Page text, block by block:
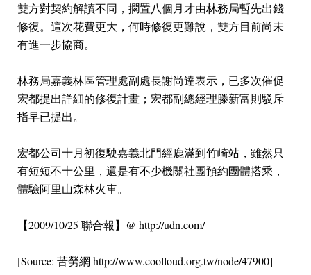
雙方對契約解讀不同，擱置八個月才由林務局暫先出錢
修復。這次花費更大，何時修復更難說，雙方目前尚未
有進一步協商。
林務局嘉義林區管理處副處長謝尚達表示，已多次催促
宏都提出詳細的修復計畫；宏都副總經理滕新富則駁斥
指早已提出。
宏都公司十月初復駛嘉義北門經鹿滿到竹崎站，雖然只
有短短不十公里，還是有不少機關社團預約團體搭乘，
體驗阿里山森林火車。
【2009/10/25 聯合報】@ http://udn.com/
[Source: 苦勞網 http://www.coolloud.org.tw/node/47900]